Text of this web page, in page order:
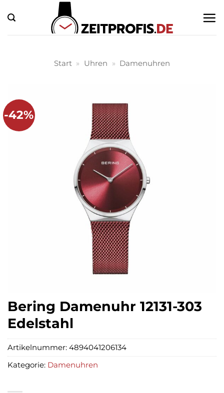
Inhalt
springen
Start » Uhren » Damenuhren
-42%
Bering Damenuhr 12131-303
Edelstahl
Artikelnummer: 4894041206134
Kategorie: Damenuhren